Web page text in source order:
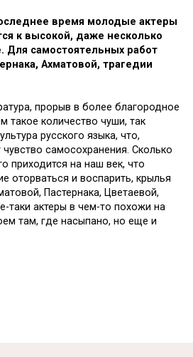
время молодые актеры
к высокой, даже несколько
Для самостоятельных работ
Ахматовой, трагедии
прорыв в более благородное
такое количество чуши, так
русского языка, что,
самосохранения. Сколько
приходится на наш век, что
оторваться и воспарить, крылья
Пастернака, Цветаевой,
таки актеры в чем-то похожи на
там, где насыпано, но еще и